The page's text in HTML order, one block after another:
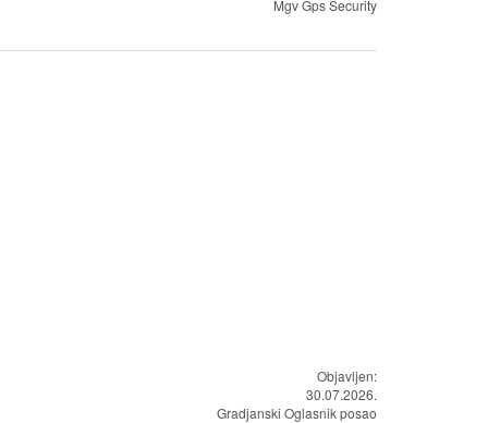
Mgv Gps Security
Objavljen:
30.07.2026.
Gradjanski Oglasnik posao